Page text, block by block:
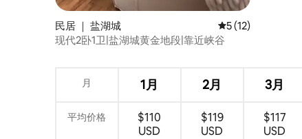
民居 ｜ 盐湖城 平均评分 5 分（满
5 (12)
现代2卧1卫|盐湖城黄金地段|靠近峡谷
月 1月 2月 3月
平均价格
$110
USD
$119
USD
$117
USD